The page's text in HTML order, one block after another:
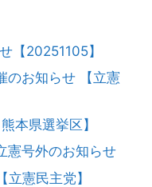
【20251105】
お知らせ 【立憲
本県選挙区】
憲号外のお知らせ
憲民主党】